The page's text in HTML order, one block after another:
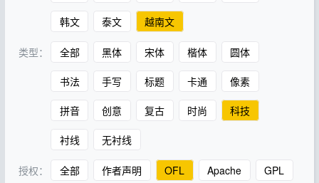
韩文 泰文 越南文
类型： 全部 黑体 宋体 楷体 圆体
书法 手写 标题 卡通 像素
拼音 创意 复古 时尚 科技
衬线 无衬线
授权： 全部 作者声明 OFL Apache GPL